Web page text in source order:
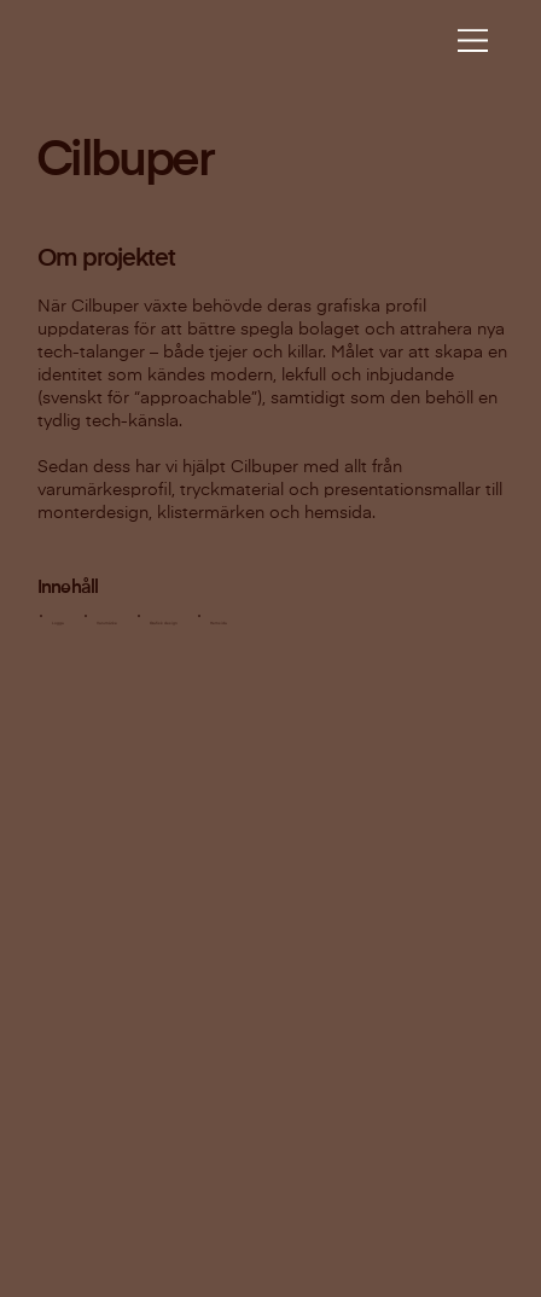
Cilbuper
Om projektet
När Cilbuper växte behövde deras grafiska profil
uppdateras för att bättre spegla bolaget och attrahera nya
tech-talanger – både tjejer och killar. Målet var att skapa en
identitet som kändes modern, lekfull och inbjudande
(svenskt för “approachable”), samtidigt som den behöll en
tydlig tech-känsla.
Sedan dess har vi hjälpt Cilbuper med allt från
varumärkesprofil, tryckmaterial och presentationsmallar till
monterdesign, klistermärken och hemsida.
Innehåll
Varumärke Grafisk design Hemsida